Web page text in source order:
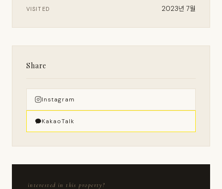
VISITED 2023년 7월
Share
Instagram
KakaoTalk
interested in this property?